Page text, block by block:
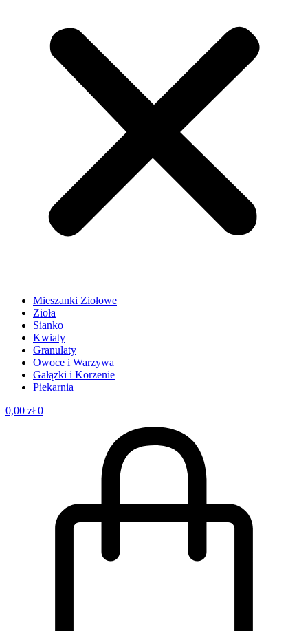
Mieszanki Ziołowe
Zioła
Sianko
Kwiaty
Granulaty
Owoce i Warzywa
Gałązki i Korzenie
Piekarnia
0,00 zł 0